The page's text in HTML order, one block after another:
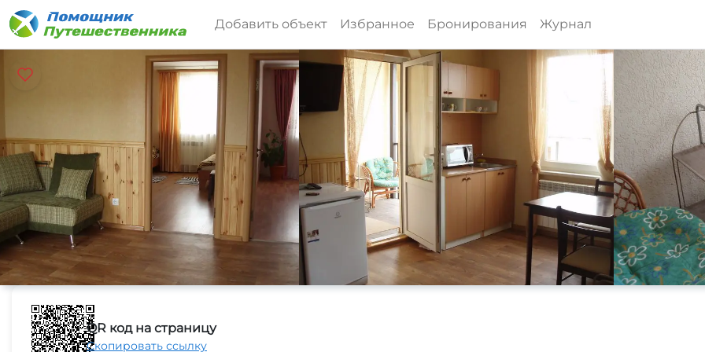
Добавить объект Избранное Бронирования Журнал
QR код на страницу
Скопировать ссылку